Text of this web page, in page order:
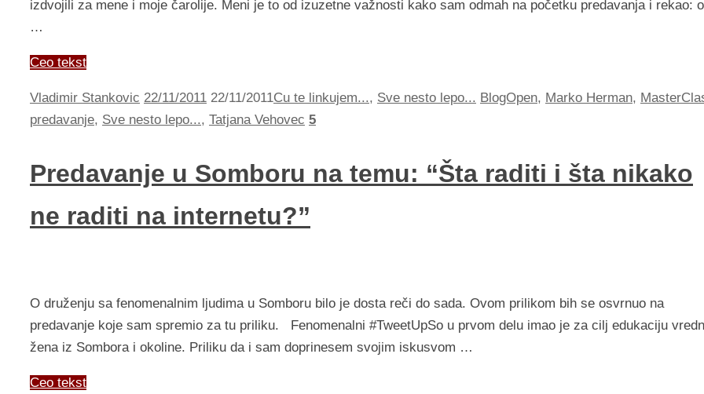
izdvojili za mene i moje čarolije. Meni je to od izuzetne važnosti kako sam odmah na početku predavanja i rekao:
…
Ceo tekst
Vladimir Stankovic 22/11/2011 22/11/2011Cu te linkujem..., Sve nesto lepo... BlogOpen, Marko Herman,
predavanje, Sve nesto lepo..., Tatjana Vehovec 5
Predavanje u Somboru na temu: “Šta raditi i šta nikako
ne raditi na internetu?”
O druženju sa fenomenalnim ljudima u Somboru bilo je dosta reči do sada. Ovom prilikom bih se osvrnuo na
predavanje koje sam spremio za tu priliku. Fenomenalni #TweetUpSo u prvom delu imao je za cilj edukaciju
žena iz Sombora i okoline. Priliku da i sam doprinesem svojim iskusvom …
Ceo tekst